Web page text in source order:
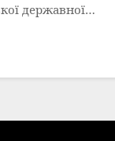
державної…